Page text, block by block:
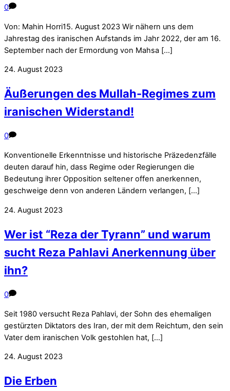
0
Von: Mahin Horri15. August 2023 Wir nähern uns dem
Jahrestag des iranischen Aufstands im Jahr 2022, der am 16.
September nach der Ermordung von Mahsa […]
24. August 2023
Äußerungen des Mullah-Regimes zum
iranischen Widerstand!
0
Konventionelle Erkenntnisse und historische Präzedenzfälle
deuten darauf hin, dass Regime oder Regierungen die
Bedeutung ihrer Opposition seltener offen anerkennen,
geschweige denn von anderen Ländern verlangen, […]
24. August 2023
Wer ist “Reza der Tyrann” und warum
sucht Reza Pahlavi Anerkennung über
ihn?
0
Seit 1980 versucht Reza Pahlavi, der Sohn des ehemaligen
gestürzten Diktators des Iran, der mit dem Reichtum, den sein
Vater dem iranischen Volk gestohlen hat, […]
24. August 2023
Die Erben